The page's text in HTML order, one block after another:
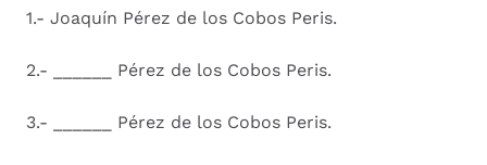
1.- Joaquín Pérez de los Cobos Peris.
2.- ______ Pérez de los Cobos Peris.
3.- ______ Pérez de los Cobos Peris.